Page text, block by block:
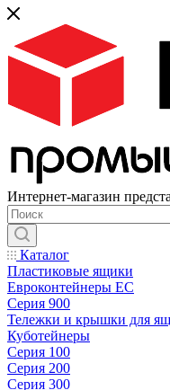
Интернет-магазин
Каталог
Пластиковые ящики
Евроконтейнеры ЕС
Серия 900
Тележки и крышки для
Куботейнеры
Серия 100
Серия 200
Серия 300